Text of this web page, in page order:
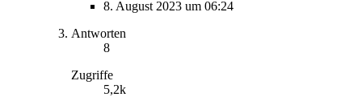
8. August 2023 um 06:24
Antworten
8
Zugriffe
5,2k